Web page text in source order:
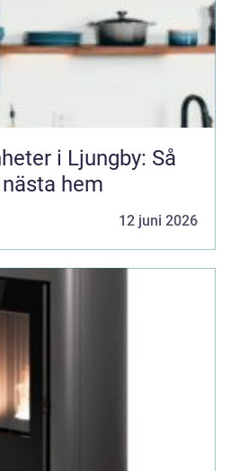
i Ljungby: Så
hem
12 juni 2026